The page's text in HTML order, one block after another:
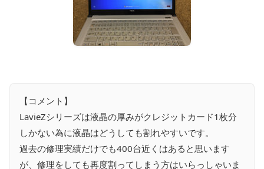
【コメント】
LavieZシリーズは液晶の厚みがクレジットカード1枚分
しかない為に液晶はどうしても割れやすいです。
過去の修理実績だけでも400台近くはあると思います
が、修理をしても再度割ってしまう方はいらっしゃいま